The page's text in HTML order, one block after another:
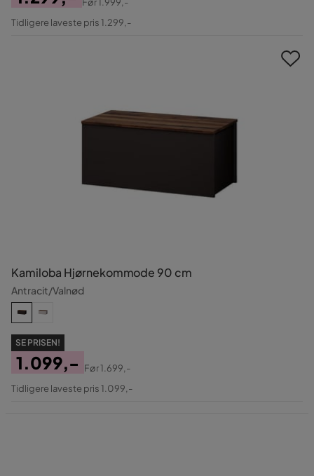
Pris
Original
Tidligere laveste pris 1.299,-
Kamiloba Hjørnekommode 90 cm
Antracit/Valnød
SE PRISEN!
Pris
1.099,-
Original
Før1.699,-
Tidligere laveste pris 1.099,-